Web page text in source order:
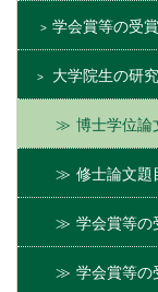
学会賞等の受賞
大学院生の研
博士学位論
修士論文題
学会賞等の
学会賞等の